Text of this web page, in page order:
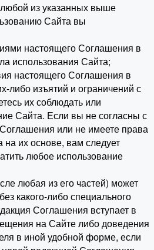
из указанных выше
Сайта вы
настоящего Соглашения в
использования Сайта;
настоящего Соглашения в
либо изъятий и ограничений с
их соблюдать или
Сайта. Если вы не согласны с
или не имеете права
на их основе, вам следует
любое использование
любая из его частей) может
какого-либо специального
Соглашения вступает в
на Сайте либо доведения
в иной удобной форме, если